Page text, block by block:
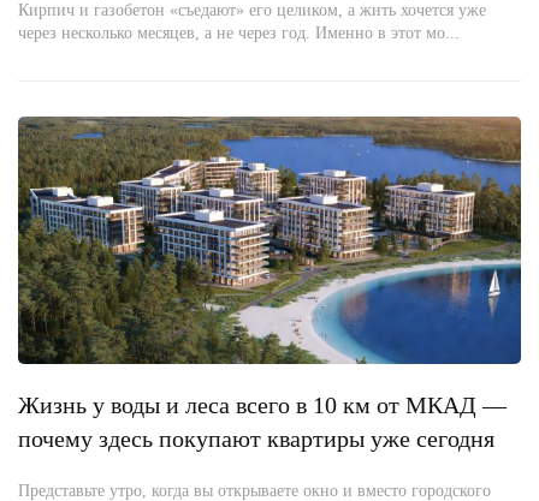
Кирпич и газобетон «съедают» его целиком, а жить хочется уже
через несколько месяцев, а не через год. Именно в этот мо...
Жизнь у воды и леса всего в 10 км от МКАД —
почему здесь покупают квартиры уже сегодня
Представьте утро, когда вы открываете окно и вместо городского